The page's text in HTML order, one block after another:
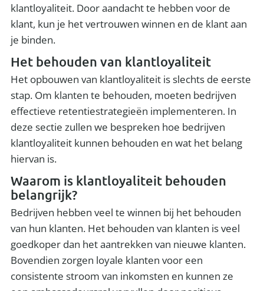
klantloyaliteit. Door aandacht te hebben voor de
klant, kun je het vertrouwen winnen en de klant aan
je binden.
Het behouden van klantloyaliteit
Het opbouwen van klantloyaliteit is slechts de eerste
stap. Om klanten te behouden, moeten bedrijven
effectieve retentiestrategieën implementeren. In
deze sectie zullen we bespreken hoe bedrijven
klantloyaliteit kunnen behouden en wat het belang
hiervan is.
Waarom is klantloyaliteit behouden
belangrijk?
Bedrijven hebben veel te winnen bij het behouden
van hun klanten. Het behouden van klanten is veel
goedkoper dan het aantrekken van nieuwe klanten.
Bovendien zorgen loyale klanten voor een
consistente stroom van inkomsten en kunnen ze